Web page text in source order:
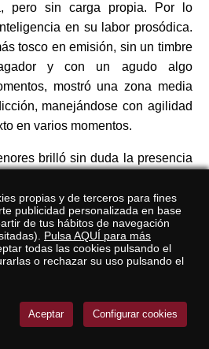
pero sin carga propia. Por lo
en su labor prosódica.
tosco en emisión, sin un timbre
y con un agudo algo
mostró una zona media
manejándose con agilidad
en varios momentos.
brilló sin duda la presencia
barroca francesa desde hace
del lenguaje y muy solvente en
Frédérique Girody Richardot
grandes momentos de conjunto
de exquisito resultado
diferenciador y fundamental en
propias y de terceros para fines
publicidad personalizada en base
de tus hábitos de navegación
Pulsa AQUÍ para más
todas las cookies pulsando el
o rechazar su uso pulsando el
Aceptar Configurar cookies